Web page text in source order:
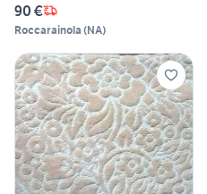
90 €
Roccarainola (NA)